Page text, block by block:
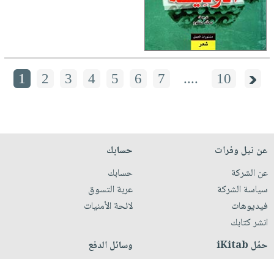
1 2 3 4 5 6 7 .... 10
عن نيل وفرات
عن الشركة
سياسة الشركة
فيديوهات
انشر كتابك
حسابك
حسابك
عربة التسوق
لائحة الأمنيات
حمّل iKitab وسائل الدفع